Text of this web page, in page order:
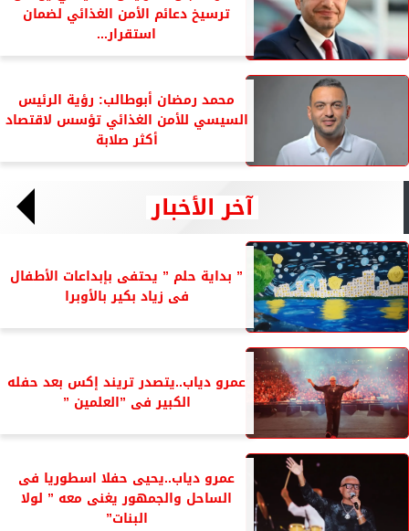
ترسيخ دعائم الأمن الغذائي لضمان
استقرار...
محمد رمضان أبوطالب: رؤية الرئيس
السيسي للأمن الغذائي تؤسس لاقتصاد
أكثر صلابة
آخر الأخبار
” بداية حلم ” يحتفى بإبداعات الأطفال
فى زياد بكير بالأوبرا
عمرو دياب..يتصدر تريند إكس بعد حفله
الكبير فى ”العلمين ”
عمرو دياب..يحيى حفلا اسطوريا فى
الساحل والجمهور يغنى معه ” لولا
البنات”